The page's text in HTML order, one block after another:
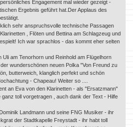
Engagement mal wieder gezeigt -
Ergebnis geführt hat.Der Applaus des
sehr anspruchsvolle technische Passagen
, Flöten und Bettina am Schlagzeug und
Ich war sprachlos - das kommt eher selten
Uli am Tenorhorn und Reinhold am Flügelhorn
wunderschönen neuen Polka "Von Freund zu
butterweich, klanglich perfekt und schön
- Chapeau! Weiter so ....
an Eva von den Klarinetten - als "Ersatzmann"
ganz toll vorgetragen , auch dank der Text - Hilfe
Landmann und seine FNG Musiker - ihr
der Stadtkapelle Freystadt - ihr habt toll